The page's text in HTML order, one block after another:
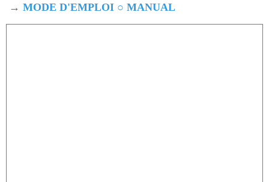
→ MODE D'EMPLOI ○ MANUAL